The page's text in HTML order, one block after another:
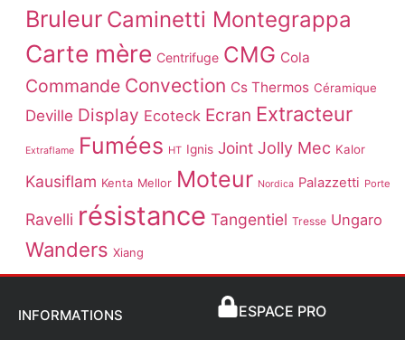
Bruleur Caminetti Montegrappa
Carte mère Centrifuge CMG Cola
Commande Convection Cs Thermos Céramique
Deville Display Ecoteck Ecran Extracteur
Extraflame Fumées HT Ignis Joint Jolly Mec Kalor
Kausiflam Kenta Mellor Moteur Nordica Palazzetti Porte
Ravelli résistance Tangentiel Tresse Ungaro
Wanders Xiang
INFORMATIONS ESPACE PRO